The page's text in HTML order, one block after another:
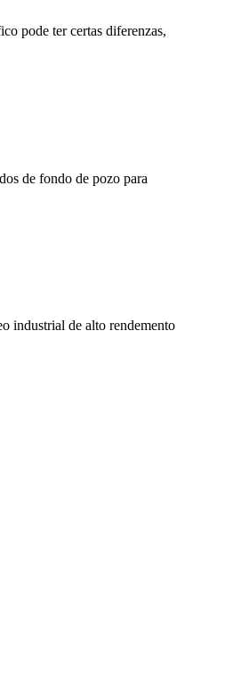
pode ter certas diferenzas,
de fondo de pozo para
industrial de alto rendemento